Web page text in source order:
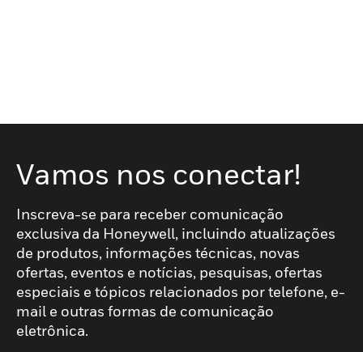
Vamos nos conectar!
Inscreva-se para receber comunicação
exclusiva da Honeywell, incluindo atualizações
de produtos, informações técnicas, novas
ofertas, eventos e notícias, pesquisas, ofertas
especiais e tópicos relacionados por telefone, e-
mail e outras formas de comunicação
eletrônica.